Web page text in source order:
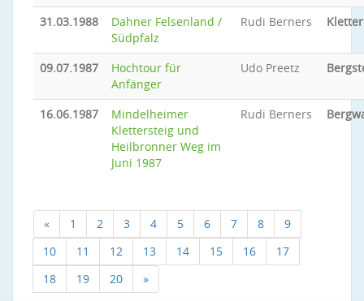
31.03.1988
Dahner Felsenland /
Südpfalz
Rudi Berners
09.07.1987
Hochtour für
Anfänger
Udo Preetz
16.06.1987
Mindelheimer
Klettersteig und
Heilbronner Weg im
Juni 1987
Rudi Berners
« 1 2 3 4 5 6 7 8
9
10
11 12 13 14 15 16
17
18
19 20 »